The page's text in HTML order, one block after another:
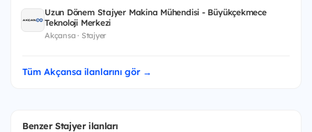
Uzun Dönem Stajyer Makina Mühendisi - Büyükçekmece
Teknoloji Merkezi
Akçansa · Stajyer
Tüm Akçansa ilanlarını gör →
Benzer Stajyer ilanları